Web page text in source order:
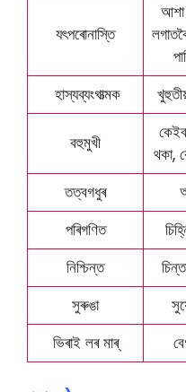
যৎপৰোনাস্তি
আশা
হাস্যব্যংগাত্মক
বহুমুখী
থকা,
তত্বগধুৰ
পৰিগণিত
নিশ্চিন্ত
সুৰুঙা
ভিৰাই লৰ মাৰ্